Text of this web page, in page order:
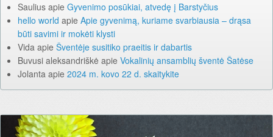
Saulius apie Gyvenimo posūkiai, atvedę į Barstyčius
hello world apie Apie gyvenimą, kuriame svarbiausia – drąsa
būti savimi ir mokėti klysti
Vida apie Šventėje susitiko praeitis ir dabartis
Buvusi aleksandriškė apie Vokalinių ansamblių šventė Šatėse
Jolanta apie 2024 m. kovo 22 d. skaitykite